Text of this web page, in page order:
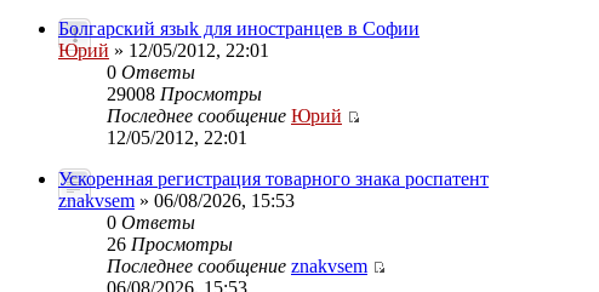
Болгарский языk для иностранцев в Софии
Юрий » 12/05/2012, 22:01
0 Ответы
29008 Просмотры
Последнее сообщение Юрий
12/05/2012, 22:01
Ускоренная регистрация товарного знака роспатент
znakvsem » 06/08/2026, 15:53
0 Ответы
26 Просмотры
Последнее сообщение znakvsem